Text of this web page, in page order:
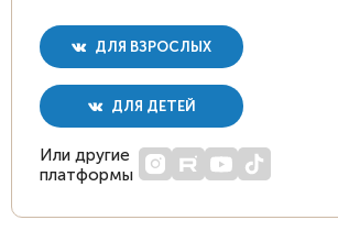
ДЛЯ ВЗРОСЛЫХ
ДЛЯ ДЕТЕЙ
Или другие
платформы